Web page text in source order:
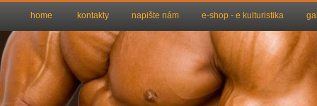
home kontakty napište nám e-shop - e kulturistika